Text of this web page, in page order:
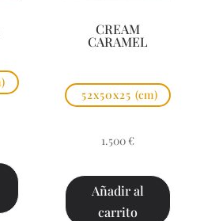
CREAM
CARAMEL
52x50x25 (cm)
1.500 €
Añadir al
carrito